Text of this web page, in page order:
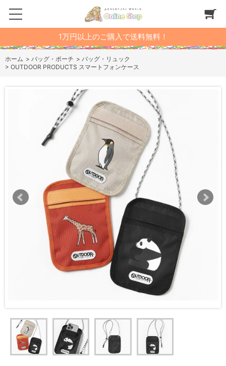
1万円以上のご購入で送料無料！
ホーム > バッグ・ポーチ > バッグ・リュック
> OUTDOOR PRODUCTS スマートフォンケース